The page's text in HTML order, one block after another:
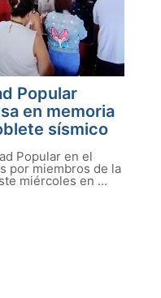
Popular
en memoria
sísmico
Popular en el
por miembros de la
miércoles en ...